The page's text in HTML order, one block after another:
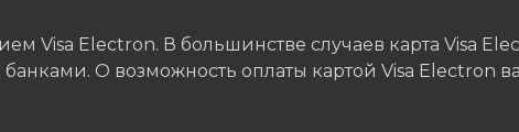
Visa Electron. В большинстве случаев карта Visa
О возможность оплаты картой Visa Electron